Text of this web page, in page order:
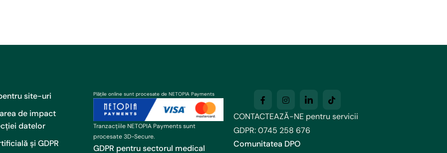
site-uri
de impact
datelor
și GDPR
Plățile online sunt procesate de NETOPIA Payments
Tranzacțiile NETOPIA Payments sunt
procesate 3D-Secure.
GDPR pentru sectorul medical
CONTACTEAZĂ-NE pentru servicii
GDPR:0745 258 676
Comunitatea DPO